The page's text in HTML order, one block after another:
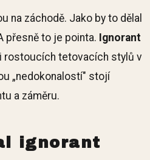
na záchodě. Jako by to dělal
přesně to je pointa. Ignorant
rostoucích tetovacích stylů v
„nedokonalostí" stojí
a záměru.
ignorant